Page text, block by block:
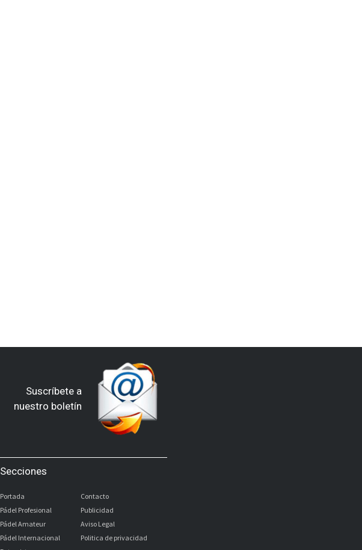
Suscríbete a
nuestro boletín
Secciones
Portada
Pádel Profesional
Pádel Amateur
Pádel Internacional
Contacto
Publicidad
Aviso Legal
Politica de privacidad